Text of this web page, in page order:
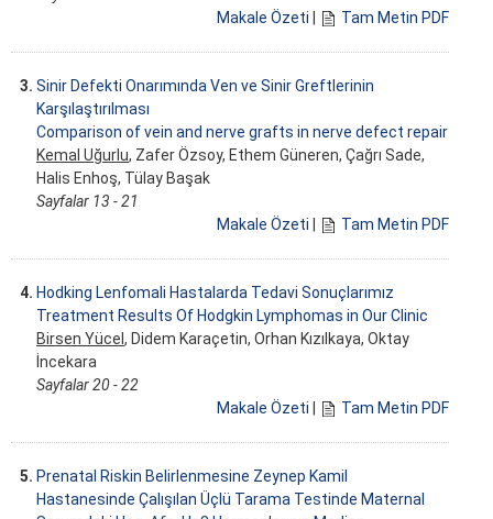
Makale Özeti
Tam Metin PDF
3. Sinir Defekti Onarımında Ven ve Sinir Greftlerinin
Karşılaştırılması
Comparison of vein and nerve grafts in nerve defect repair
Kemal Uğurlu, Zafer Özsoy, Ethem Güneren, Çağrı Sade,
Halis Enhoş, Tülay Başak
Sayfalar 13 - 21
Makale Özeti
Tam Metin PDF
4. Hodking Lenfomali Hastalarda Tedavi Sonuçlarımız
Treatment Results Of Hodgkin Lymphomas in Our Clinic
Birsen Yücel , Didem Karaçetin, Orhan Kızılkaya, Oktay
İncekara
Sayfalar 20 - 22
Makale Özeti
Tam Metin PDF
5. Prenatal Riskin Belirlenmesine Zeynep Kamil
Hastanesinde Çalışılan Üçlü Tarama Testinde Maternal